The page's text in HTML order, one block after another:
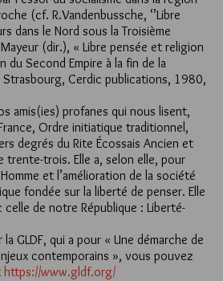
(cf. R.Vandenbussche, ‘’Libre
dans le Nord sous la Troisième
Mayeur (dir.), « Libre pensée et religion
du Second Empire à la fin de la
Strasbourg, Cerdic publications, 1980,
amis(ies) profanes qui nous lisent,
Ordre initiatique traditionnel,
degrés du Rite Écossais Ancien et
trente-trois. Elle a, selon elle, pour
et l’amélioration de la société
fondée sur la liberté de penser. Elle
de notre République : Liberté-
GLDF, qui a pour « Une démarche de
contemporains », vous pouvez
https://www.gldf.org/